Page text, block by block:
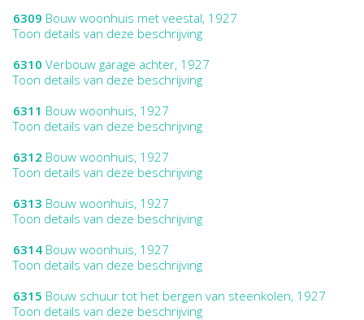
6309 Bouw woonhuis met veestal, 1927
Toon details van deze beschrijving
6310 Verbouw garage achter, 1927
Toon details van deze beschrijving
6311 Bouw woonhuis, 1927
Toon details van deze beschrijving
6312 Bouw woonhuis, 1927
Toon details van deze beschrijving
6313 Bouw woonhuis, 1927
Toon details van deze beschrijving
6314 Bouw woonhuis, 1927
Toon details van deze beschrijving
6315 Bouw schuur tot het bergen van steenkolen, 1927
Toon details van deze beschrijving